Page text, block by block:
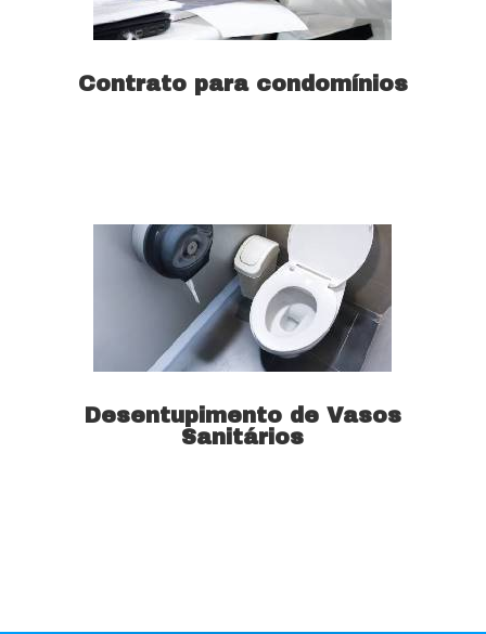
Contrato para condomínios
Desentupimento de Vasos
Sanitários